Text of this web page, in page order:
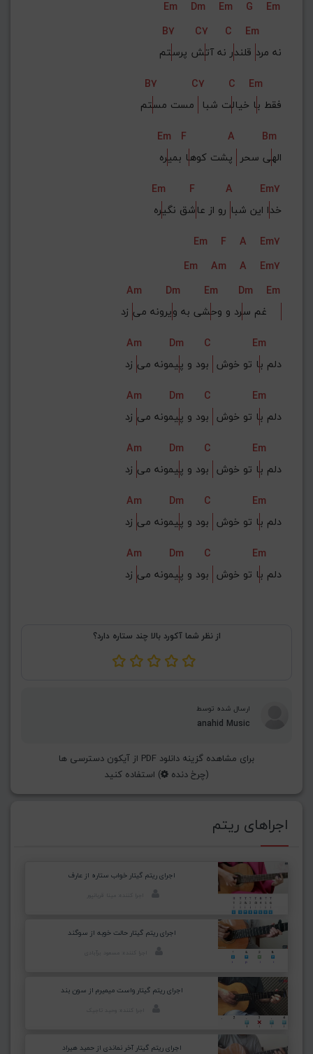
Em
Dm Em G
Em
B7
C7 C
Em
نه مرد قلندر نه آتش پرستم
B7
C7 C
Em
فقط با خیالت شبا مست مستم
Em
F A
Bm
الهی سحر پشت کوها بمیره
Em
F A
Em7
خدا این شبا رو از عاشق نگیره
Em
F A
Em7
Em
Am A
Em7
Am
Dm Em Dm
Em
غم سرد و وحشی به ویرونه می
Am
Dm C
Em
دلم با تو خوش بود و پیمونه می زد
Am
Dm C
Em
دلم با تو خوش بود و پیمونه می زد
Am
Dm C
Em
دلم با تو خوش بود و پیمونه می زد
Am
Dm C
Em
دلم با تو خوش بود و پیمونه می زد
Am
Dm C
Em
دلم با تو خوش بود و پیمونه می زد
از نظر شما آکورد بالا چند ستاره دارد؟
ارسال شده توسط
anahid Music
برای مشاهده گزینه دانلود PDF از آیکون دسترسی ها
(چرخ دنده ) استفاده کنید
اجراهای ریتم
اجرای ریتم گیتار خواب ستاره از عارف
اجرای ریتم گیتار حالت خوبه از سوگند
اجرای ریتم گیتار واست میمیرم از سون بند
اجرای ریتم گیتار آخر نماندی از حمید هیراد